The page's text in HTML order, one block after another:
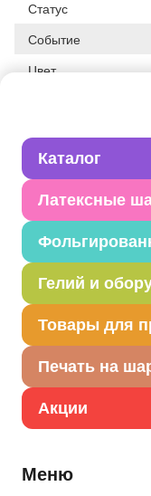
Каталог
Латексные
Гелий и
Товары для
Печать на
Акции
Меню
Статус
Событие
Цвет
Общие размеры
Штрих код
Исходный материал
Дата последнего
изменения
Вес
Описание товара
из двух цветов
матовый оттенок
Красавчик.
Идеальный
шариков и